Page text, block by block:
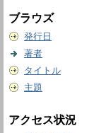
ブラウズ
発行日
著者
タイトル
主題
アクセス状況